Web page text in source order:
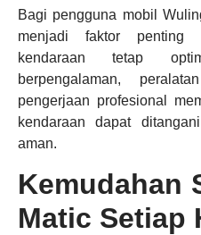
Bagi pengguna mobil
menjadi faktor penting
kendaraan tetap
berpengalaman,
pengerjaan profesional
kendaraan dapat
aman.
Kemudahan
Matic Setiap